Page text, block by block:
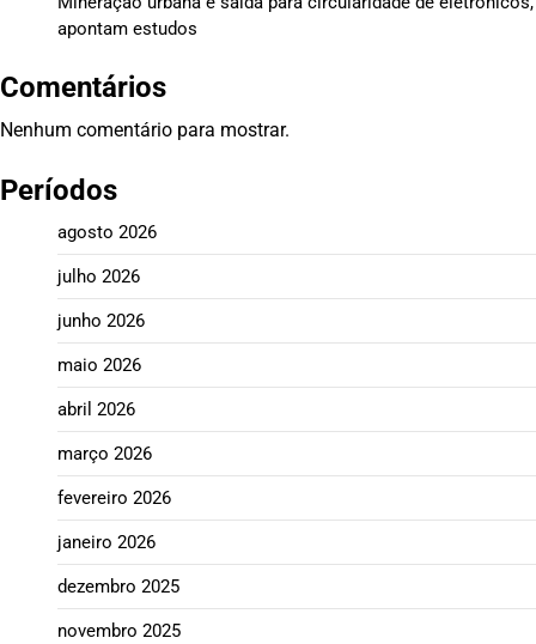
apontam estudos
Comentários
Nenhum comentário para mostrar.
Períodos
agosto 2026
julho 2026
junho 2026
maio 2026
abril 2026
março 2026
fevereiro 2026
janeiro 2026
dezembro 2025
novembro 2025